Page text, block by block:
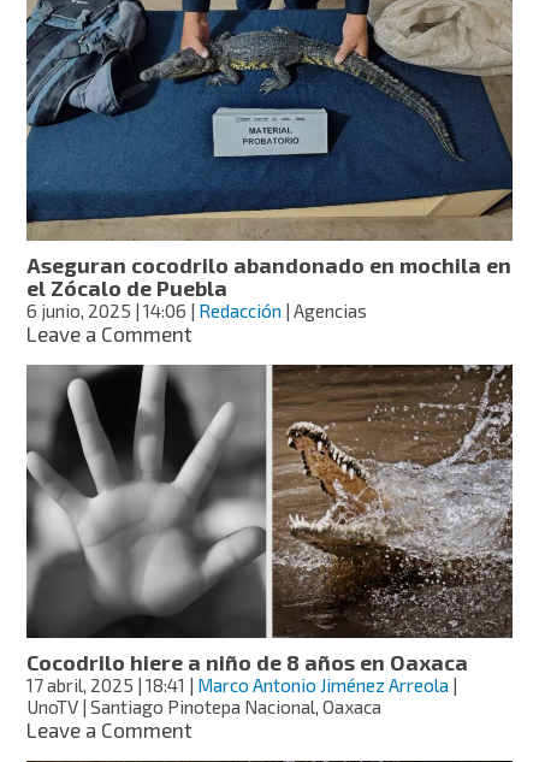
la
costa!
Cocodrilos
obligan
a
cierre
de
playas
en
Nayarit
Aseguran cocodrilo abandonado en mochila en
el Zócalo de Puebla
6 junio, 2025 | 14:06 | Redacción | Agencias
Leave a Commenton
cocodrilo
abandonado
en
mochila
en
el
Zócalo
de
Puebla
Cocodrilo hiere a niño de 8 años en Oaxaca
17 abril, 2025 | 18:41 | Marco Antonio Jiménez Arreola |
UnoTV | Santiago Pinotepa Nacional, Oaxaca
Leave a Commenton